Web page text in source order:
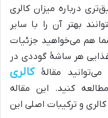
درباره میزان کالری
بهتر آن را با سایر
هم می‌خواهید جزئیات
هر ساشهٔ گوددی در
مقالهٔکالری
کنید. این مقاله
و ترکیبات اصلی این